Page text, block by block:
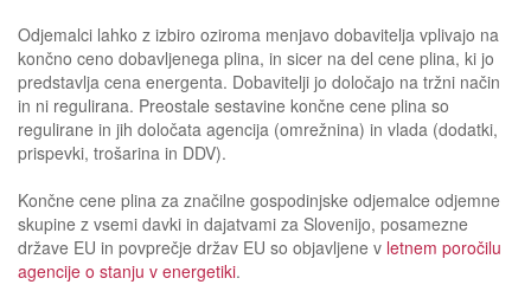
Odjemalci lahko z izbiro oziroma menjavo dobavitelja vplivajo na
končno ceno dobavljenega plina, in sicer na del cene plina, ki jo
predstavlja cena energenta. Dobavitelji jo določajo na tržni način
in ni regulirana. Preostale sestavine končne cene plina so
regulirane in jih določata agencija (omrežnina) in vlada (dodatki,
prispevki, trošarina in DDV).
Končne cene plina za značilne gospodinjske odjemalce odjemne
skupine z vsemi davki in dajatvami za Slovenijo, posamezne
države EU in povprečje držav EU so objavljene v letnem poročilu
agencije o stanju v energetiki.